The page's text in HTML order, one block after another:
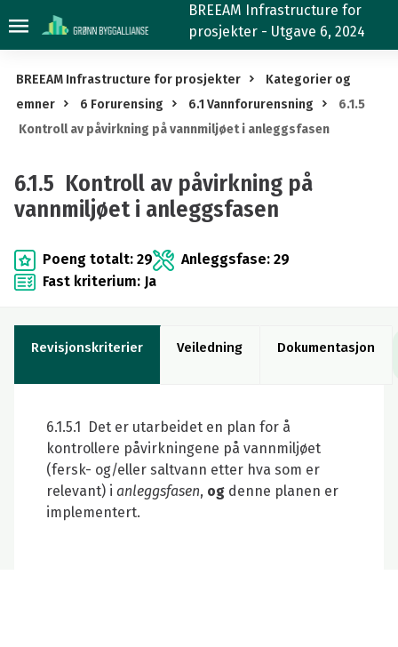
6.1.5
Kontroll
påvirkning
på
vannmiljøet
anleggsfasen
BREEAM Infrastructure for
prosjekter - Utgave 6, 2024
BREEAM Infrastructure for prosjekter
Kategorier og
emner
6 Forurensing 6.1 Vannforurensning
6.1.5
Kontroll av påvirkning på vannmiljøet i anleggsfasen
6.1.5 Kontroll av påvirkning på
vannmiljøet i anleggsfasen
Poeng totalt: 29
Anleggsfase: 29
Fast kriterium: Ja
Revisjonskriterier Veiledning Dokumentasjon
6.1.5.1 Det er utarbeidet en plan for å
kontrollere påvirkningene på vannmiljøet
(fersk- og/eller saltvann etter hva som er
relevant) i anleggsfasen, og denne planen er
implementert.